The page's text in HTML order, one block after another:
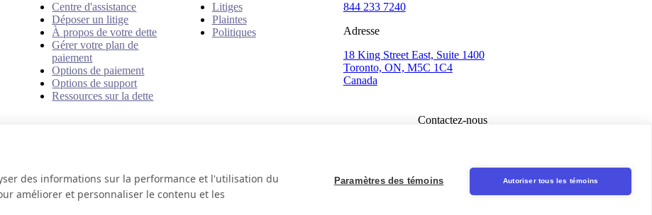
Centre d'assistance
Déposer un litige
À propos de votre dette
Gérer votre plan de
paiement
Options de paiement
Options de support
Ressources sur la dette
Litiges
Plaintes
Politiques
844 233 7240
Adresse
18 King Street East, Suite 1400
Toronto, ON, M5C 1C4
Canada
Contactez-nous
des informations sur la performance et l'utilisation du
améliorer et personnaliser le contenu et les
Paramètres des témoins Autoriser tous les témoins